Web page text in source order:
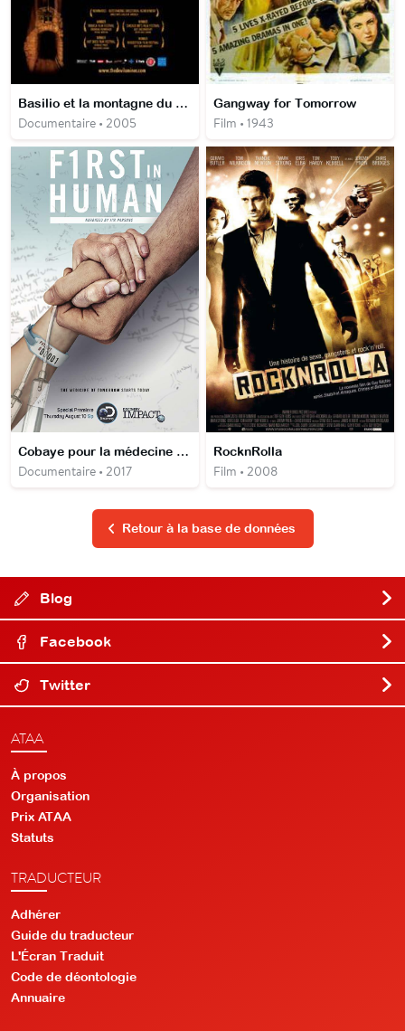
Basilio et la montagne du diable
Documentaire • 2005
Gangway for Tomorrow
Film • 1943
Cobaye pour la médecine de demain
Documentaire • 2017
RocknRolla
Film • 2008
Retour à la base de données
Blog
Facebook
Twitter
ATAA
À propos
Organisation
Prix ATAA
Statuts
TRADUCTEUR
Adhérer
Guide du traducteur
L'Écran Traduit
Code de déontologie
Annuaire